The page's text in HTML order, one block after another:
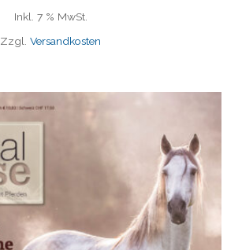
Inkl. 7 % MwSt.
Zzgl. Versandkosten